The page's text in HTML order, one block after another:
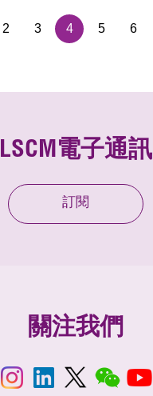
2 3 4 5 6
LSCM電子通訊
訂閱
關注我們